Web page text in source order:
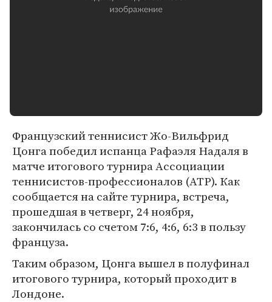
Французский теннисист Жо-Вильфрид
Цонга победил испанца Рафаэля Надаля в
матче итогового турнира Ассоциации
теннисистов-профессионалов (ATP). Как
сообщается на сайте турнира, встреча,
прошедшая в четверг, 24 ноября,
закончилась со счетом 7:6, 4:6, 6:3 в пользу
француза.
Таким образом, Цонга вышел в полуфинал
итогового турнира, который проходит в
Лондоне.